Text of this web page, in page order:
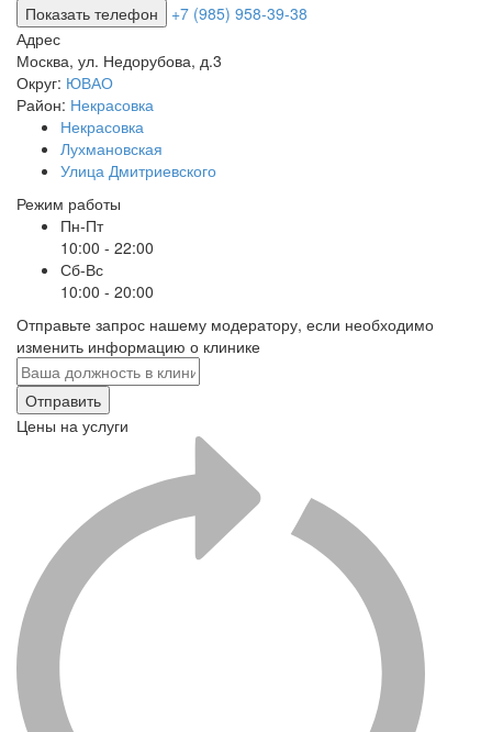
Показать телефон
+7 (985) 958-39-38
Адрес
Москва, ул. Недорубова, д.3
Округ: ЮВАО
Район: Некрасовка
Некрасовка
Лухмановская
Улица Дмитриевского
Режим работы
Пн-Пт
10:00 - 22:00
Сб-Вс
10:00 - 20:00
Отправьте запрос нашему модератору, если необходимо
изменить информацию о клинике
Отправить
Цены на услуги